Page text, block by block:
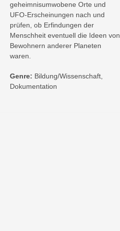
geheimnisumwobene Orte und
UFO-Erscheinungen nach und
prüfen, ob Erfindungen der
Menschheit eventuell die Ideen von
Bewohnern anderer Planeten
waren.
Genre: Bildung/Wissenschaft,
Dokumentation